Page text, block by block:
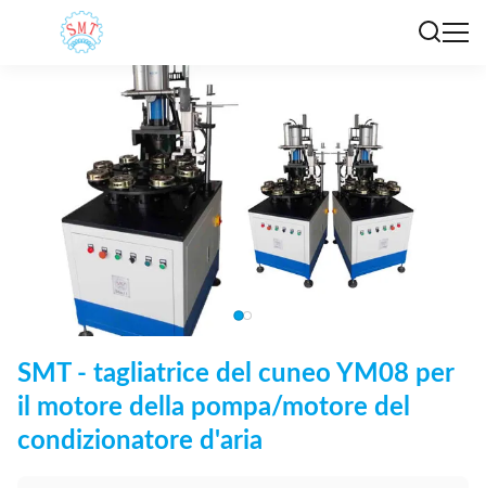
SMT - tagliatrice del cuneo YM08 per
il motore della pompa/motore del
condizionatore d'aria